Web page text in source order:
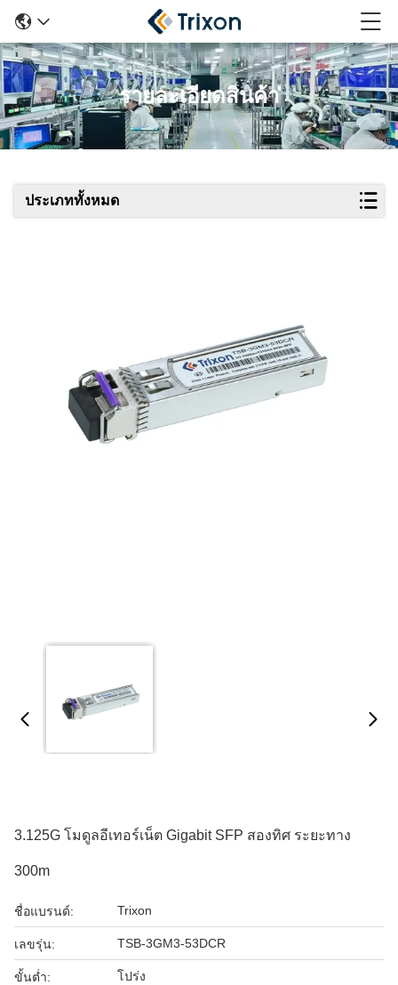
รายละเอียดสินค้า
ประเภททั้งหมด
3.125G โมดูลอีเทอร์เน็ต Gigabit SFP สองทิศ ระยะทาง
300m
ชื่อแบรนด์: Trixon
เลขรุ่น: TSB-3GM3-53DCR
ขั้นต่ำ: โปร่ง